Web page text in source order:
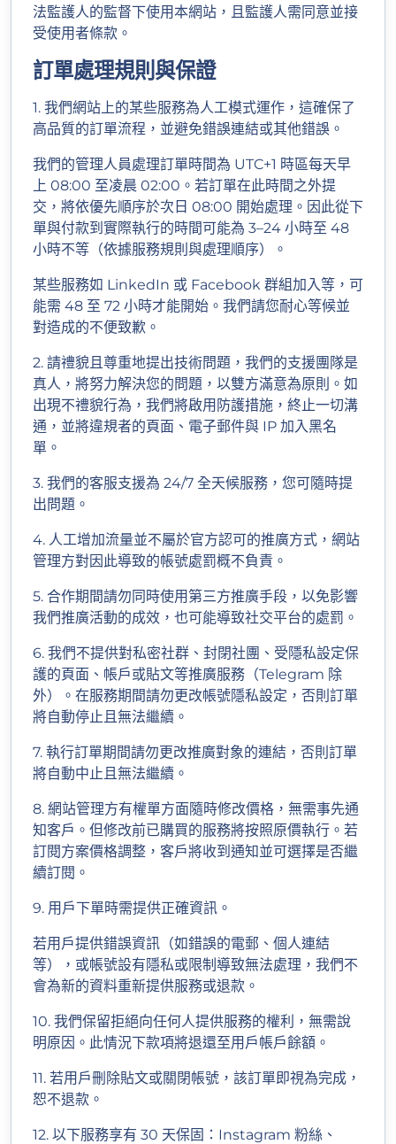
法監護人的監督下使用本網站，且監護人需同意並接
受使用者條款。
訂單處理規則與保證
1. 我們網站上的某些服務為人工模式運作，這確保了
高品質的訂單流程，並避免錯誤連結或其他錯誤。
我們的管理人員處理訂單時間為 UTC+1 時區每天早
上 08:00 至凌晨 02:00。若訂單在此時間之外提
交，將依優先順序於次日 08:00 開始處理。因此從下
單與付款到實際執行的時間可能為 3–24 小時至 48
小時不等（依據服務規則與處理順序）。
某些服務如 LinkedIn 或 Facebook 群組加入等，可
能需 48 至 72 小時才能開始。我們請您耐心等候並
對造成的不便致歉。
2. 請禮貌且尊重地提出技術問題，我們的支援團隊是
真人，將努力解決您的問題，以雙方滿意為原則。如
出現不禮貌行為，我們將啟用防護措施，終止一切溝
通，並將違規者的頁面、電子郵件與 IP 加入黑名
單。
3. 我們的客服支援為 24/7 全天候服務，您可隨時提
出問題。
4. 人工增加流量並不屬於官方認可的推廣方式，網站
管理方對因此導致的帳號處罰概不負責。
5. 合作期間請勿同時使用第三方推廣手段，以免影響
我們推廣活動的成效，也可能導致社交平台的處罰。
6. 我們不提供對私密社群、封閉社團、受隱私設定保
護的頁面、帳戶或貼文等推廣服務（Telegram 除
外）。在服務期間請勿更改帳號隱私設定，否則訂單
將自動停止且無法繼續。
7. 執行訂單期間請勿更改推廣對象的連結，否則訂單
將自動中止且無法繼續。
8. 網站管理方有權單方面隨時修改價格，無需事先通
知客戶。但修改前已購買的服務將按照原價執行。若
訂閱方案價格調整，客戶將收到通知並可選擇是否繼
續訂閱。
9. 用戶下單時需提供正確資訊。
若用戶提供錯誤資訊（如錯誤的電郵、個人連結
等），或帳號設有隱私或限制導致無法處理，我們不
會為新的資料重新提供服務或退款。
10. 我們保留拒絕向任何人提供服務的權利，無需說
明原因。此情況下款項將退還至用戶帳戶餘額。
11. 若用戶刪除貼文或關閉帳號，該訂單即視為完成，
恕不退款。
12. 以下服務享有 30 天保固：Instagram 粉絲、